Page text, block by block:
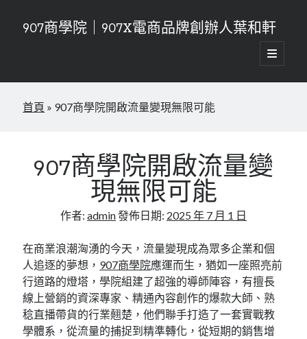
907商學院｜907X電商品牌創辦人葉和軒
開
啟
要
資
訊
搜尋
近期文章
新零售時代的生存法則！907商學院打造無縫接軌的消費體驗
連鎖加盟的乘法效應！907商學院教你如何成功複製一百家店
告別管理內耗！907商學院高效組織賦能讓團隊自驅運轉你只需負責喝
品牌視覺傳達，907商學院讓你的品牌更有質感
近期留言
尚無留言可供顯示。
首頁 » 907商學院開啟流量變現無限可能
907商學院開啟流量變
現無限可能
作者: admin發佈日期: 2025 年 7 月 1 日
在商業浪潮洶湧的今天，流量變現成為眾多企業和個
人追逐的夢想， 907商學院應運而生，猶如一座照亮前
行道路的燈塔，學院組建了超強的導師陣容，有擅長
線上營銷的資深專家、精通內容創作的爆款大師、熟
稔直播帶貨的行業翹楚，他們聯手打造了一套實戰教
學體系，從流量的捕捉到精準轉化，從短期的銷售增